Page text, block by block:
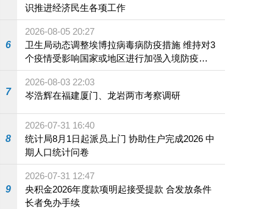
识推进经济民生各项工作
6
2026-08-05 20:27
卫生局动态调整埃博拉病毒病防疫措施 维持对3
个疫情受影响国家或地区进行加强入境防疫措
施
7
2026-08-03 22:03
岑浩辉在福建厦门、龙岩两市考察调研
8
2026-07-31 16:40
统计局8月1日起派员上门 协助住户完成2026 中
期人口统计问卷
9
2026-07-31 12:47
央积金2026年度款项明起接受提款 合发放条件
长者免办手续